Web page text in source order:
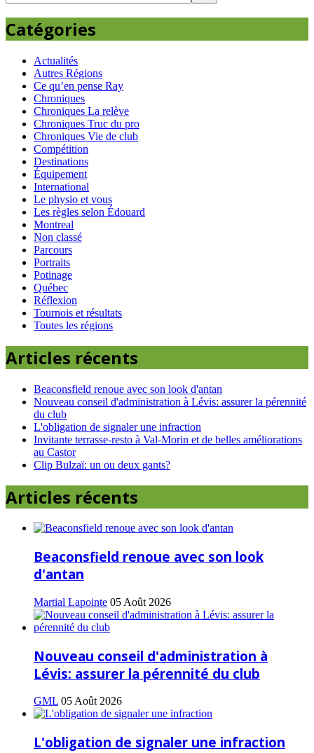
Catégories
Actualités
Autres Régions
Ce qu’en pense Ray
Chroniques
Chroniques La relève
Chroniques Truc du pro
Chroniques Vie de club
Compétition
Destinations
Équipement
International
Le physio et vous
Les règles selon Édouard
Montreal
Non classé
Parcours
Portraits
Potinage
Québec
Réflexion
Tournois et résultats
Toutes les régions
Articles récents
Beaconsfield renoue avec son look d'antan
Nouveau conseil d'administration à Lévis: assurer la pérennité
du club
L'obligation de signaler une infraction
Invitante terrasse-resto à Val-Morin et de belles améliorations
au Castor
Clip Bulzaï: un ou deux gants?
Articles récents
Beaconsfield renoue avec son look
d'antan
Martial Lapointe 05 Août 2026
Nouveau conseil d'administration à
Lévis: assurer la pérennité du club
GML 05 Août 2026
L'obligation de signaler une infraction